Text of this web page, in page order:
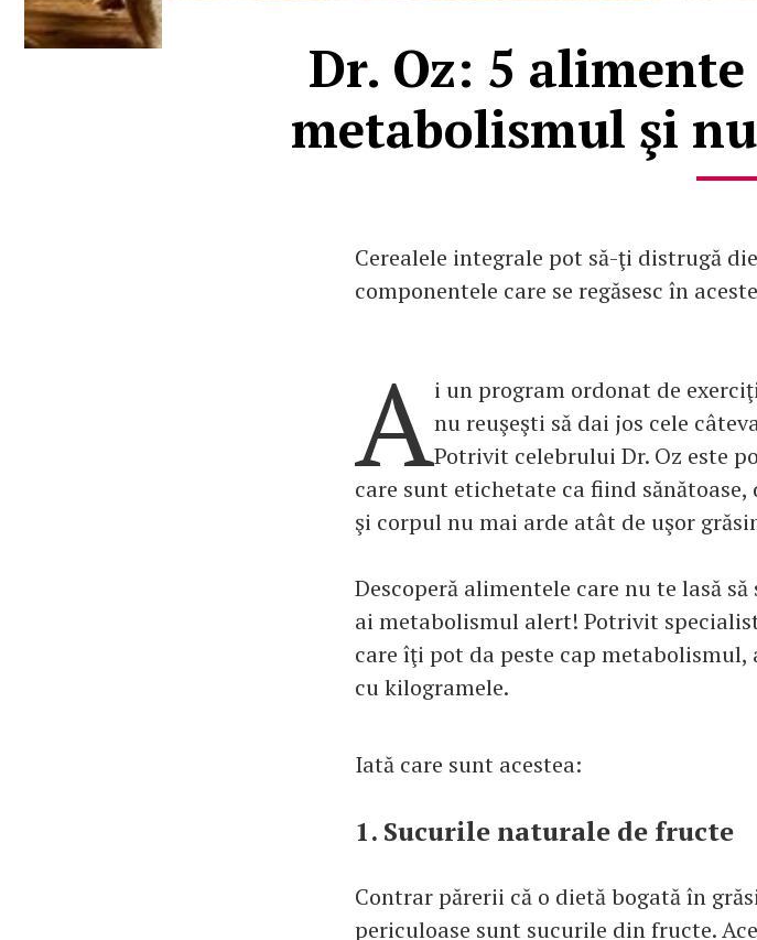
Dr. Oz: 5
metabolismul şi
Cerealele integrale pot să-ţi distrugă
componentele care se regăsesc în
Ai un program ordonat de
nu reuşeşti să dai jos cele
Potrivit celebrului Dr. Oz este
care sunt etichetate ca fiind
şi corpul nu mai arde atât de uşor
Descoperă alimentele care nu te lasă
ai metabolismul alert! Potrivit
care îţi pot da peste cap
cu kilogramele.
Iată care sunt acestea:
1. Sucurile naturale de fructe
Contrar părerii că o dietă bogată în
periculoase sunt sucurile din fructe.